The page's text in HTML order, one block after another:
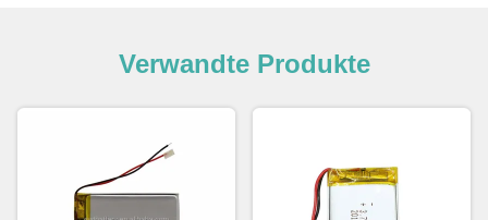
Verwandte Produkte